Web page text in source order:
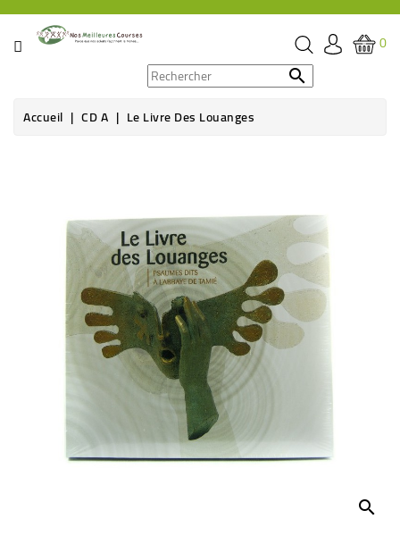
CATÉGORIE
ÉPICERIE
BOISSON
HYGIÈNE
CULTUREL
0

Accueil CD A Le Livre Des Louanges
search